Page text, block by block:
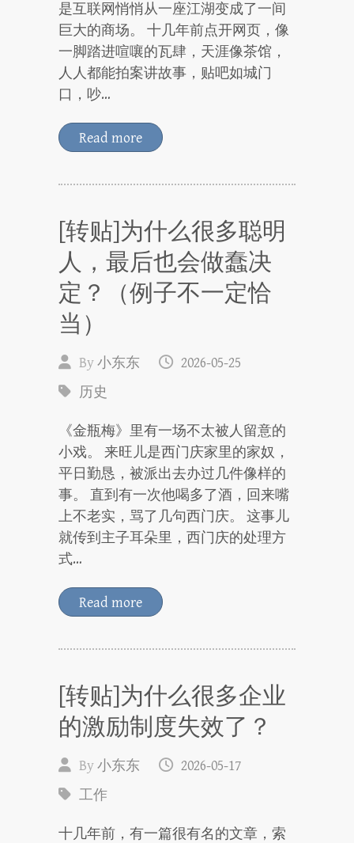
是互联网悄悄从一座江湖变成了一间
巨大的商场。 十几年前点开网页，像
一脚踏进喧嚷的瓦肆，天涯像茶馆，
人人都能拍案讲故事，贴吧如城门
口，吵…
Read more
[转贴]为什么很多聪明
人，最后也会做蠢决
定？（例子不一定恰
当）
By小东东
2026-05-25
历史
《金瓶梅》里有一场不太被人留意的
小戏。 来旺儿是西门庆家里的家奴，
平日勤恳，被派出去办过几件像样的
事。 直到有一次他喝多了酒，回来嘴
上不老实，骂了几句西门庆。 这事儿
就传到主子耳朵里，西门庆的处理方
式…
Read more
[转贴]为什么很多企业
的激励制度失效了？
By小东东
2026-05-17
工作
十几年前，有一篇很有名的文章，索